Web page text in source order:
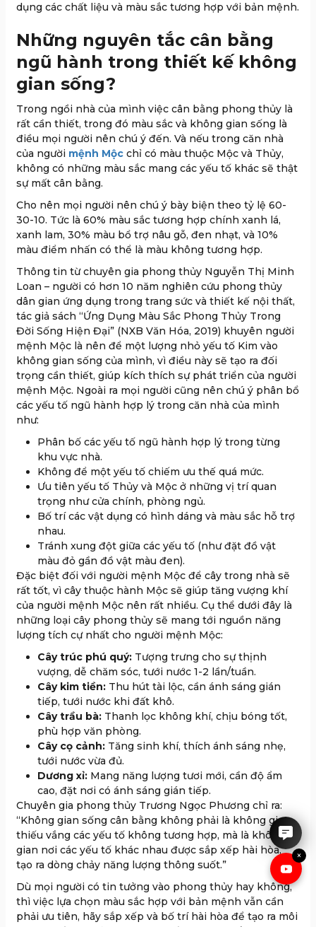
×
dụng các chất liệu và màu sắc tương hợp với bản mệnh.
Những nguyên tắc cân bằng
ngũ hành trong thiết kế không
gian sống?
Trong ngồi nhà của mình việc cân bằng phong thủy là
rất cần thiết, trong đó màu sắc và không gian sống là
điều mọi người nên chú ý đến. Và nếu trong căn nhà
của người mệnh Mộc chỉ có màu thuộc Mộc và Thủy,
không có những màu sắc mang các yếu tố khác sẽ thật
sự mất cân bằng.
Cho nên mọi người nên chú ý bày biện theo tỷ lệ 60-
30-10. Tức là 60% màu sắc tương hợp chính xanh lá,
xanh lam, 30% màu bổ trợ nâu gỗ, đen nhạt, và 10%
màu điểm nhấn có thể là màu không tương hợp.
Thông tin từ chuyên gia phong thủy Nguyễn Thị Minh
Loan – người có hơn 10 năm nghiên cứu phong thủy
dân gian ứng dụng trong trang sức và thiết kế nội thất,
tác giả sách “Ứng Dụng Màu Sắc Phong Thủy Trong
Đời Sống Hiện Đại” (NXB Văn Hóa, 2019) khuyên người
mệnh Mộc là nên để một lượng nhỏ yếu tố Kim vào
không gian sống của mình, vì điều này sẽ tạo ra đối
trọng cần thiết, giúp kích thích sự phát triển của người
mệnh Mộc. Ngoài ra mọi người cũng nên chú ý phân bổ
các yếu tố ngũ hành hợp lý trong căn nhà của mình
như:
Phân bố các yếu tố ngũ hành hợp lý trong từng
khu vực nhà.
Không để một yếu tố chiếm ưu thế quá mức.
Ưu tiên yếu tố Thủy và Mộc ở những vị trí quan
trọng như cửa chính, phòng ngủ.
Bố trí các vật dụng có hình dáng và màu sắc hỗ trợ
nhau.
Tránh xung đột giữa các yếu tố (như đặt đồ vật
màu đỏ gần đồ vật màu đen).
Đặc biệt đối với người mệnh Mộc để cây trong nhà sẽ
rất tốt, vì cây thuộc hành Mộc sẽ giúp tăng vượng khí
của người mệnh Mộc nên rất nhiều. Cụ thể dưới đây là
những loại cây phong thủy sẽ mang tới nguồn năng
lượng tích cự nhất cho người mệnh Mộc:
Cây trúc phú quý: Tượng trưng cho sự thịnh
vượng, dễ chăm sóc, tưới nước 1-2 lần/tuần.
Cây kim tiền: Thu hút tài lộc, cần ánh sáng gián
tiếp, tưới nước khi đất khô.
Cây trầu bà: Thanh lọc không khí, chịu bóng tốt,
phù hợp văn phòng.
Cây cọ cảnh: Tăng sinh khí, thích ánh sáng nhẹ,
tưới nước vừa đủ.
Dương xỉ: Mang năng lượng tươi mới, cần độ ẩm
cao, đặt nơi có ánh sáng gián tiếp.
Chuyên gia phong thủy Trương Ngọc Phương chỉ ra:
“Không gian sống cân bằng không phải là không gian
thiếu vắng các yếu tố không tương hợp, mà là không
gian nơi các yếu tố khác nhau được sắp xếp hài hòa,
tạo ra dòng chảy năng lượng thông suốt.”
Dù mọi người có tin tưởng vào phong thủy hay không,
thì việc lựa chọn màu sắc hợp với bản mệnh vẫn cần
phải ưu tiên, hãy sắp xếp và bố trí hài hòa để tạo ra môi
IRUBY rất hân hạnh được tư
vấn cho anh chị.